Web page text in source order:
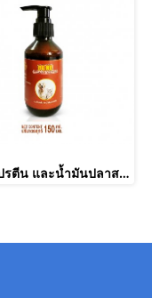
เบเน่ โปรตีน และน้ำมันปลาสกัด